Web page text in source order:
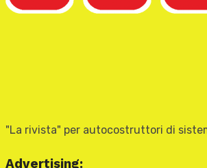
"La rivista" per autocostruttori di
Advertising: